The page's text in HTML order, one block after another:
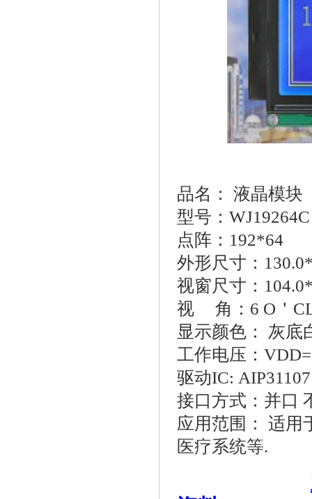
品名： 液晶模块
型号：WJ19264C
点阵：192*64
外形尺寸：
视窗尺寸：
视 角：6 O＇
显示颜色： 灰底
工作电压：
驱动IC: AIP31107
接口方式：并口
应用范围： 适用
医疗系统等.